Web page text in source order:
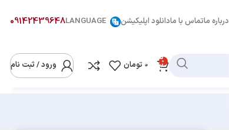
درباره ماتماس با مادانلود اپلیکیشن LANGUAGE
09142439648
دسته
بندی
کالاها
0
0 تومان ورود / ثبت نام